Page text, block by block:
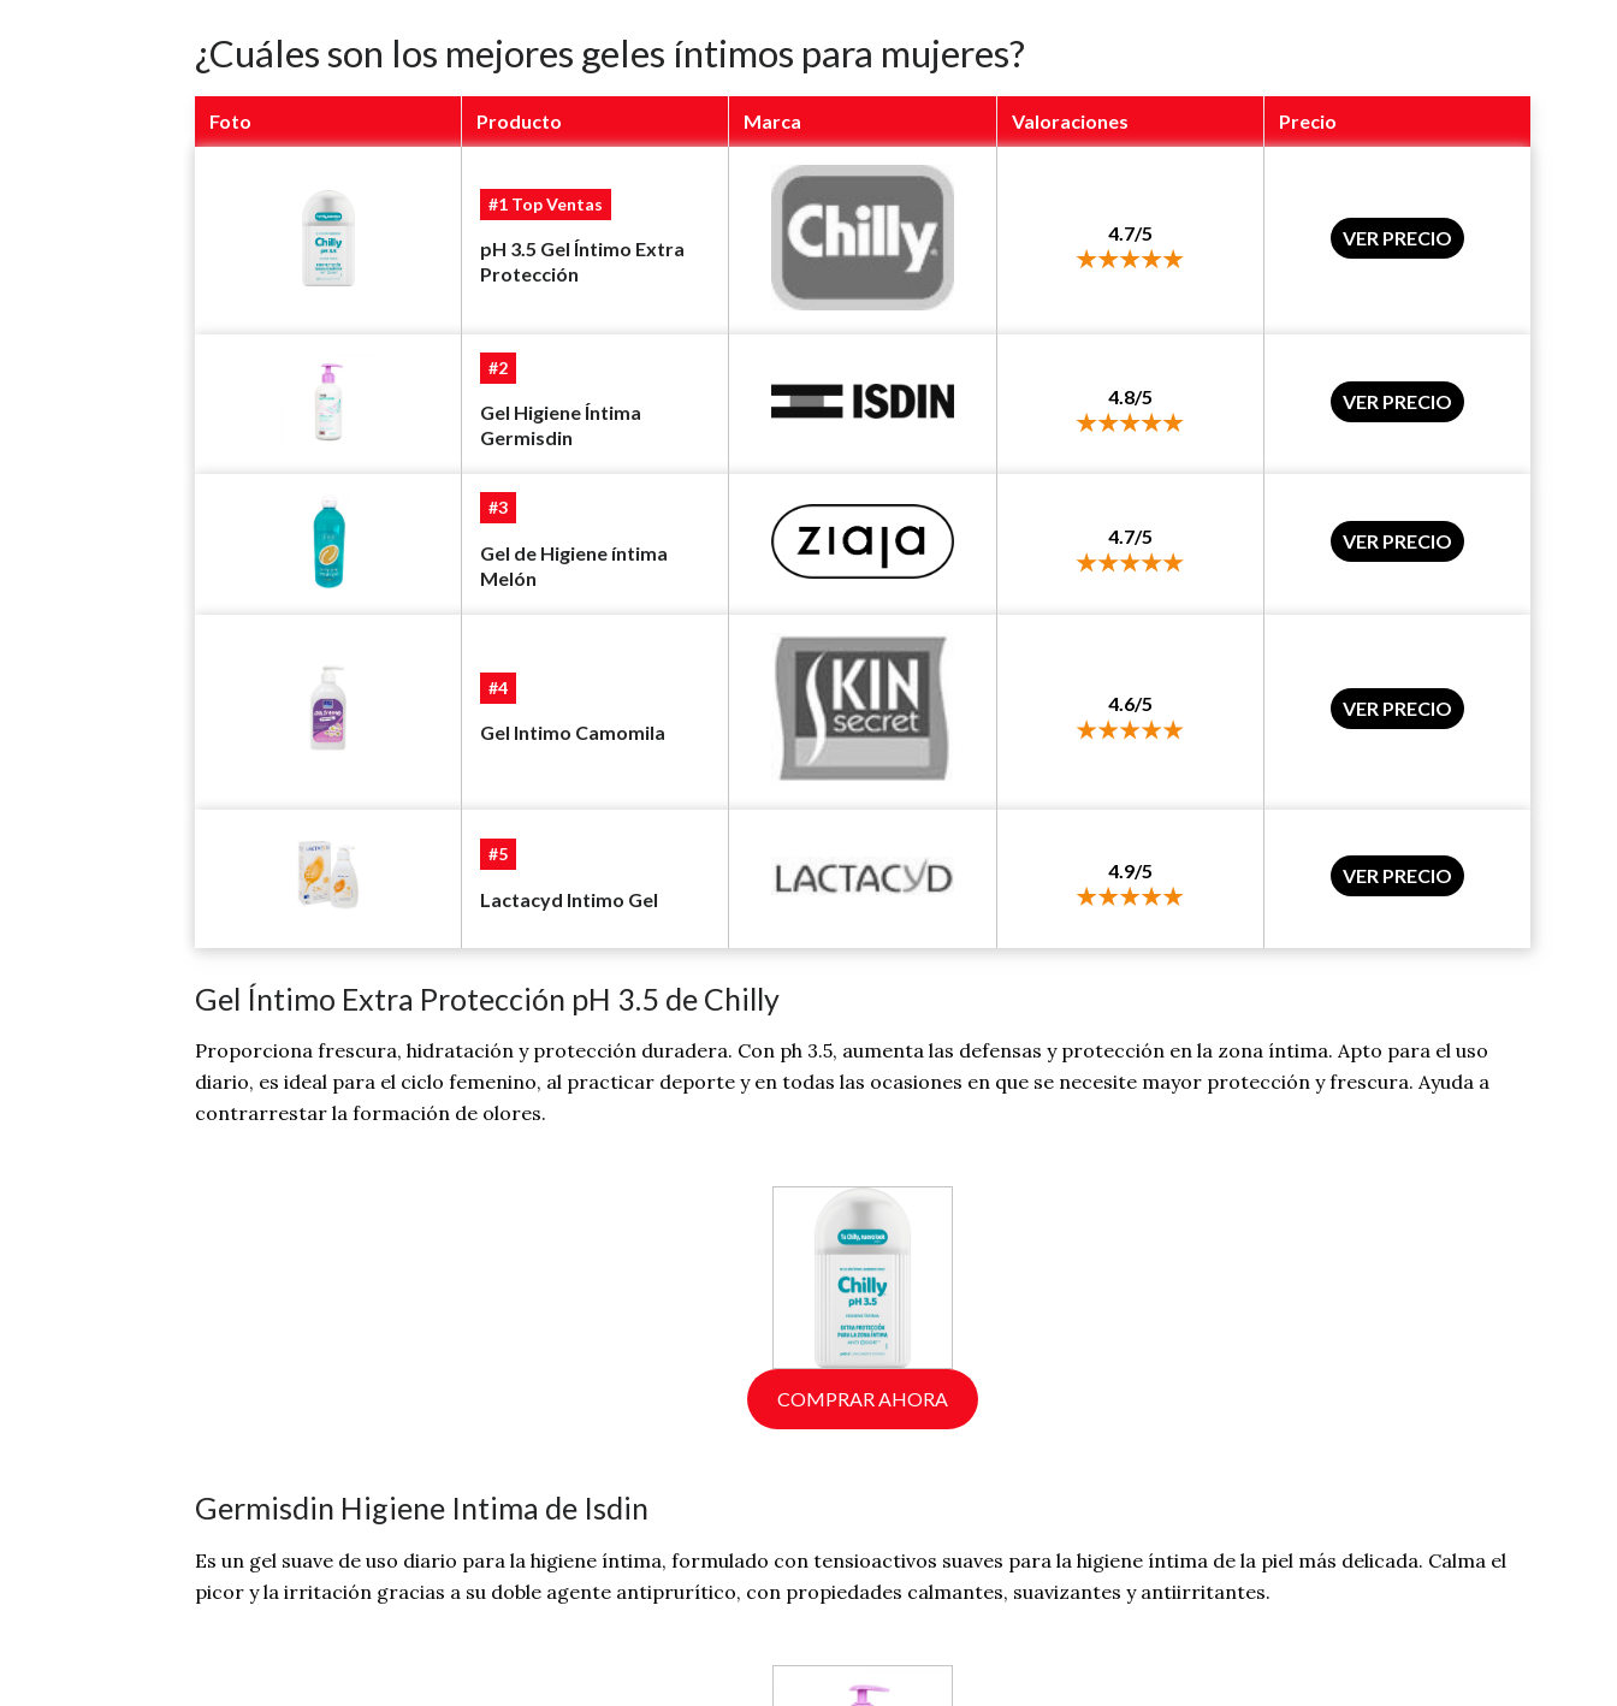
¿Cuáles son los mejores geles íntimos para mujeres?
Foto Producto Marca Valoraciones Precio
#1 Top Ventas
pH 3.5 Gel Íntimo Extra
Protección
4.7/5 VER PRECIO
#2
Gel Higiene Íntima
Germisdin
4.8/5 VER PRECIO
#3
Gel de Higiene íntima
Melón
4.7/5 VER PRECIO
#4
Gel Intimo Camomila
4.6/5 VER PRECIO
#5
Lactacyd Intimo Gel
4.9/5 VER PRECIO
Gel Íntimo Extra Protección pH 3.5 de Chilly
Proporciona frescura, hidratación y protección duradera. Con ph 3.5, aumenta las defensas y protección en la zona íntima. Apto para el uso
diario, es ideal para el ciclo femenino, al practicar deporte y en todas las ocasiones en que se necesite mayor protección y frescura. Ayuda a
contrarrestar la formación de olores.
COMPRAR AHORA
Germisdin Higiene Intima de Isdin
Es un gel suave de uso diario para la higiene íntima, formulado con tensioactivos suaves para la higiene íntima de la piel más delicada. Calma el
picor y la irritación gracias a su doble agente antiprurítico, con propiedades calmantes, suavizantes y antiirritantes.